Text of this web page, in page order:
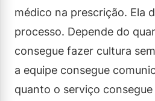
médico na prescrição. Ela
processo. Depende do
consegue fazer cultura
a equipe consegue
quanto o serviço